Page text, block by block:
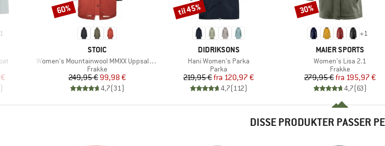
1
)
MÆRKE
STOIC
Artikel
Women's Mountainwool MMXX UppsalaSt. Oversized Coat
Produktgruppe
Frakke
Pris
249,95 €Nedsat pris
99,98 €
4,7(31)
Rabat
60%
MÆRKE
DIDRIKSONS
Artikel
Hani Women's Parka
Produktgruppe
Parka
Pris
219,95 € Nedsat pris
fra 120,97 €
4,7(112)
Rabat
til 45%
+1
MÆRKE
MAIER SPORTS
Artikel
Women's Lisa 2.1
Produktgruppe
Frakke
Pris
279,95 € Nedsat pris
fra 195,97 €
4,7(63)
Rabat
30%
DISSE PRODUKTER PASSER